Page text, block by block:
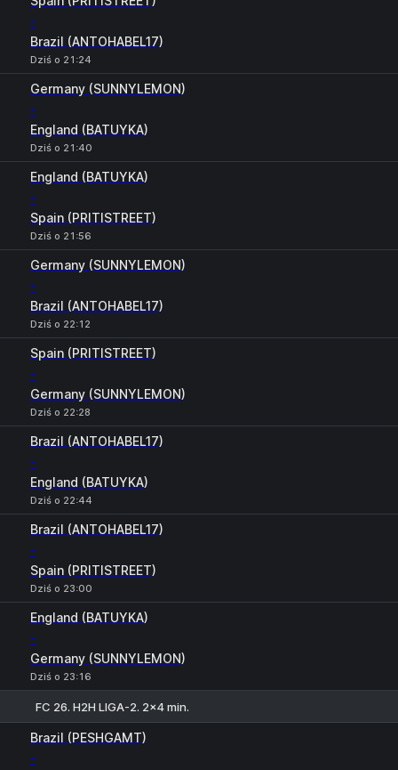
-
Brazil (ANTOHABEL17)
Dziś o 21:24
Germany (SUNNYLEMON)
-
England (BATUYKA)
Dziś o 21:40
England (BATUYKA)
-
Spain (PRITISTREET)
Dziś o 21:56
Germany (SUNNYLEMON)
-
Brazil (ANTOHABEL17)
Dziś o 22:12
Spain (PRITISTREET)
-
Germany (SUNNYLEMON)
Dziś o 22:28
Brazil (ANTOHABEL17)
-
England (BATUYKA)
Dziś o 22:44
Brazil (ANTOHABEL17)
-
Spain (PRITISTREET)
Dziś o 23:00
England (BATUYKA)
-
Germany (SUNNYLEMON)
Dziś o 23:16
FC 26. H2H LIGA-2. 2x4 min.
Brazil (PESHGAMT)
-